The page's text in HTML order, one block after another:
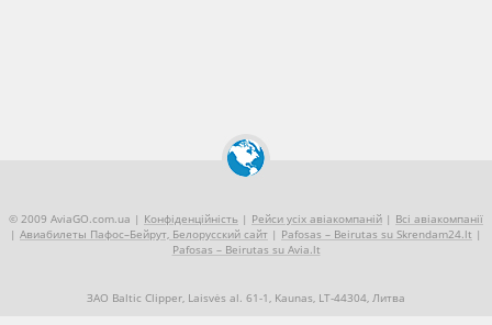
© 2009 AviaGO.com.ua | Конфіденційність | Рейси усіх авіакомпаній | Всі авіакомпанії
| Авиабилеты Пафос–Бейрут, Белорусский сайт | Pafosas – Beirutas su Skrendam24.lt |
Pafosas – Beirutas su Avia.lt
ЗАО Baltic Clipper, Laisvės al. 61-1, Kaunas, LT-44304, Литва